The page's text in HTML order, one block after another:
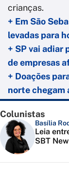
crianças.
+ Em São
levadas para
+ SP vai adiar
de empresas
+ Doações
norte chegam
Colunistas
Basília
Leia
SBT